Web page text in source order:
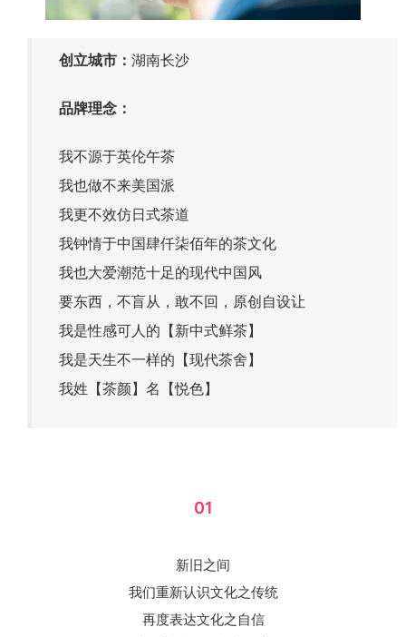
创立城市： 湖南长沙
品牌理念：
我不源于英伦午茶
我也做不来美国派
我更不效仿日式茶道
我钟情于中国肆仟柒佰年的茶文化
我也大爱潮范十足的现代中国风
要东西，不盲从，敢不回，原创自设让
我是性感可人的【新中式鲜茶】
我是天生不一样的【现代茶舍】
我姓【茶颜】名【悦色】
01
新旧之间
我们重新认识文化之传统
再度表达文化之自信